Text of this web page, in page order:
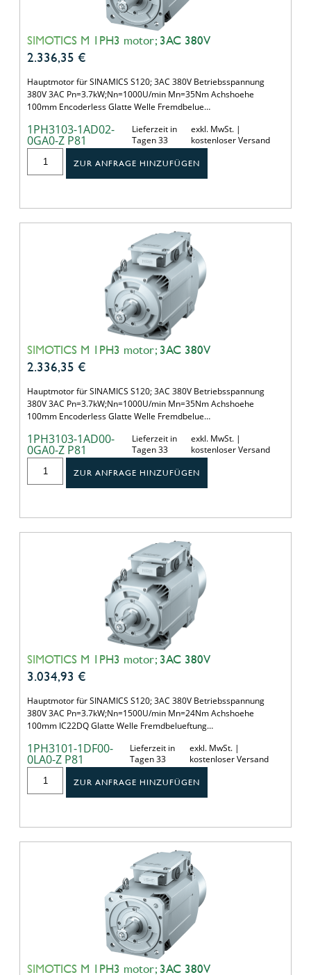
SIMOTICS M 1PH3 motor; 3AC 380V
2.336,35 €
Hauptmotor für SINAMICS S120; 3AC 380V Betriebsspannung
380V 3AC Pn=3.7kW;Nn=1000U/min Mn=35Nm Achshoehe
100mm Encoderless Glatte Welle Fremdbelue…
1PH3103-1AD02-
0GA0-Z P81
Lieferzeit in
Tagen 33
exkl. MwSt. |
kostenloser Versand
ZUR ANFRAGE HINZUFÜGEN
SIMOTICS M 1PH3 motor; 3AC 380V
2.336,35 €
Hauptmotor für SINAMICS S120; 3AC 380V Betriebsspannung
380V 3AC Pn=3.7kW;Nn=1000U/min Mn=35Nm Achshoehe
100mm Encoderless Glatte Welle Fremdbelue…
1PH3103-1AD00-
0GA0-Z P81
Lieferzeit in
Tagen 33
exkl. MwSt. |
kostenloser Versand
ZUR ANFRAGE HINZUFÜGEN
SIMOTICS M 1PH3 motor; 3AC 380V
3.034,93 €
Hauptmotor für SINAMICS S120; 3AC 380V Betriebsspannung
380V 3AC Pn=3.7kW;Nn=1500U/min Mn=24Nm Achshoehe
100mm IC22DQ Glatte Welle Fremdbelueftung…
1PH3101-1DF00-
0LA0-Z P81
Lieferzeit in
Tagen 33
exkl. MwSt. |
kostenloser Versand
ZUR ANFRAGE HINZUFÜGEN
SIMOTICS M 1PH3 motor; 3AC 380V